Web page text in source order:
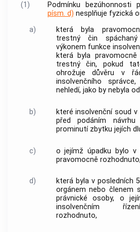
(1) Podmínku bezúhonnosti
písm. d) nesplňuje fyzická
a)
která byla
trestný čin
výkonem funkce
která byla
trestný čin, pokud
ohrožuje důvěru v
insolvenčního správce,
nehledí, jako by nebyla
b) kteréinsolvenční soud v
před podáním
prominutí zbytku jejích
c) o jejímž úpadku bylo
pravomocně rozhodnuto,
d)
která byla v posledních
orgánem nebo členem
právnické osoby, o
insolvenčním řízení
rozhodnuto,